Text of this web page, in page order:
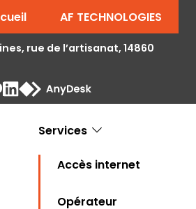
AF TECHNOLOGIES
rue de l’artisanat, 14860
Services
Accès internet
Opérateur